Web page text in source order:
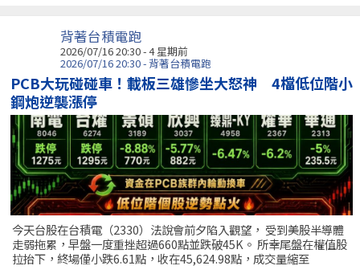
背著台積電跑
2026/07/16 20:30 - 4 星期前
2026/07/16 20:30 - 背著台積電跑
PCB大玩碰碰車！載板三雄慘坐大怒神 4檔低位階小
鋼炮逆襲漲停
今天台股在台積電（2330）法說會前夕陷入觀望， 受到美股半導體
走弱拖累，早盤一度重挫超過660點並跌破45K。 所幸尾盤在權值股
拉抬下，終場僅小跌6.61點，收在45,624.98點，成交量縮至